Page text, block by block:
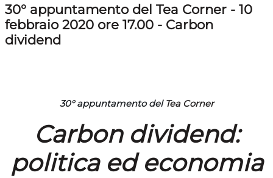
30° appuntamento del Tea Corner - 10
febbraio 2020 ore 17.00 - Carbon
dividend
30° appuntamento del Tea Corner
Carbon dividend:
politica ed economia